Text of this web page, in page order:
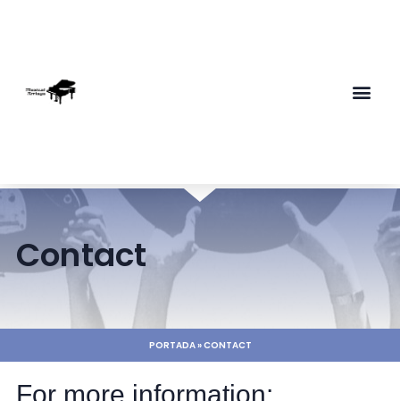
Contact
PORTADA»CONTACT
For more information: